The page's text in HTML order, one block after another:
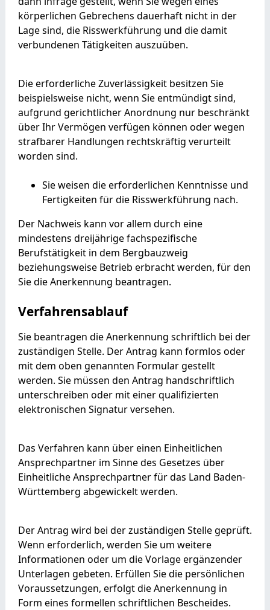
körperlichen Gebrechens dauerhaft nicht in der
Lage sind, die Risswerkführung und die damit
verbundenen Tätigkeiten auszuüben.
Die erforderliche Zuverlässigkeit besitzen Sie
beispielsweise nicht, wenn Sie entmündigt sind,
aufgrund gerichtlicher Anordnung nur beschränkt
über Ihr Vermögen verfügen können oder wegen
strafbarer Handlungen rechtskräftig verurteilt
worden sind.
Sie weisen die erforderlichen Kenntnisse und
Fertigkeiten für die Risswerkführung nach.
Der Nachweis kann vor allem durch eine
mindestens dreijährige fachspezifische
Berufstätigkeit in dem Bergbauzweig
beziehungsweise Betrieb erbracht werden, für den
Sie die Anerkennung beantragen.
Verfahrensablauf
Sie beantragen die Anerkennung schriftlich bei der
zuständigen Stelle. Der Antrag kann formlos oder
mit dem oben genannten Formular gestellt
werden. Sie müssen den Antrag handschriftlich
unterschreiben oder mit einer qualifizierten
elektronischen Signatur versehen.
Das Verfahren kann über einen Einheitlichen
Ansprechpartner im Sinne des Gesetzes über
Einheitliche Ansprechpartner für das Land Baden-
Württemberg abgewickelt werden.
Der Antrag wird bei der zuständigen Stelle geprüft.
Wenn erforderlich, werden Sie um weitere
Informationen oder um die Vorlage ergänzender
Unterlagen gebeten. Erfüllen Sie die persönlichen
Voraussetzungen, erfolgt die Anerkennung in
Form eines formellen schriftlichen Bescheides.